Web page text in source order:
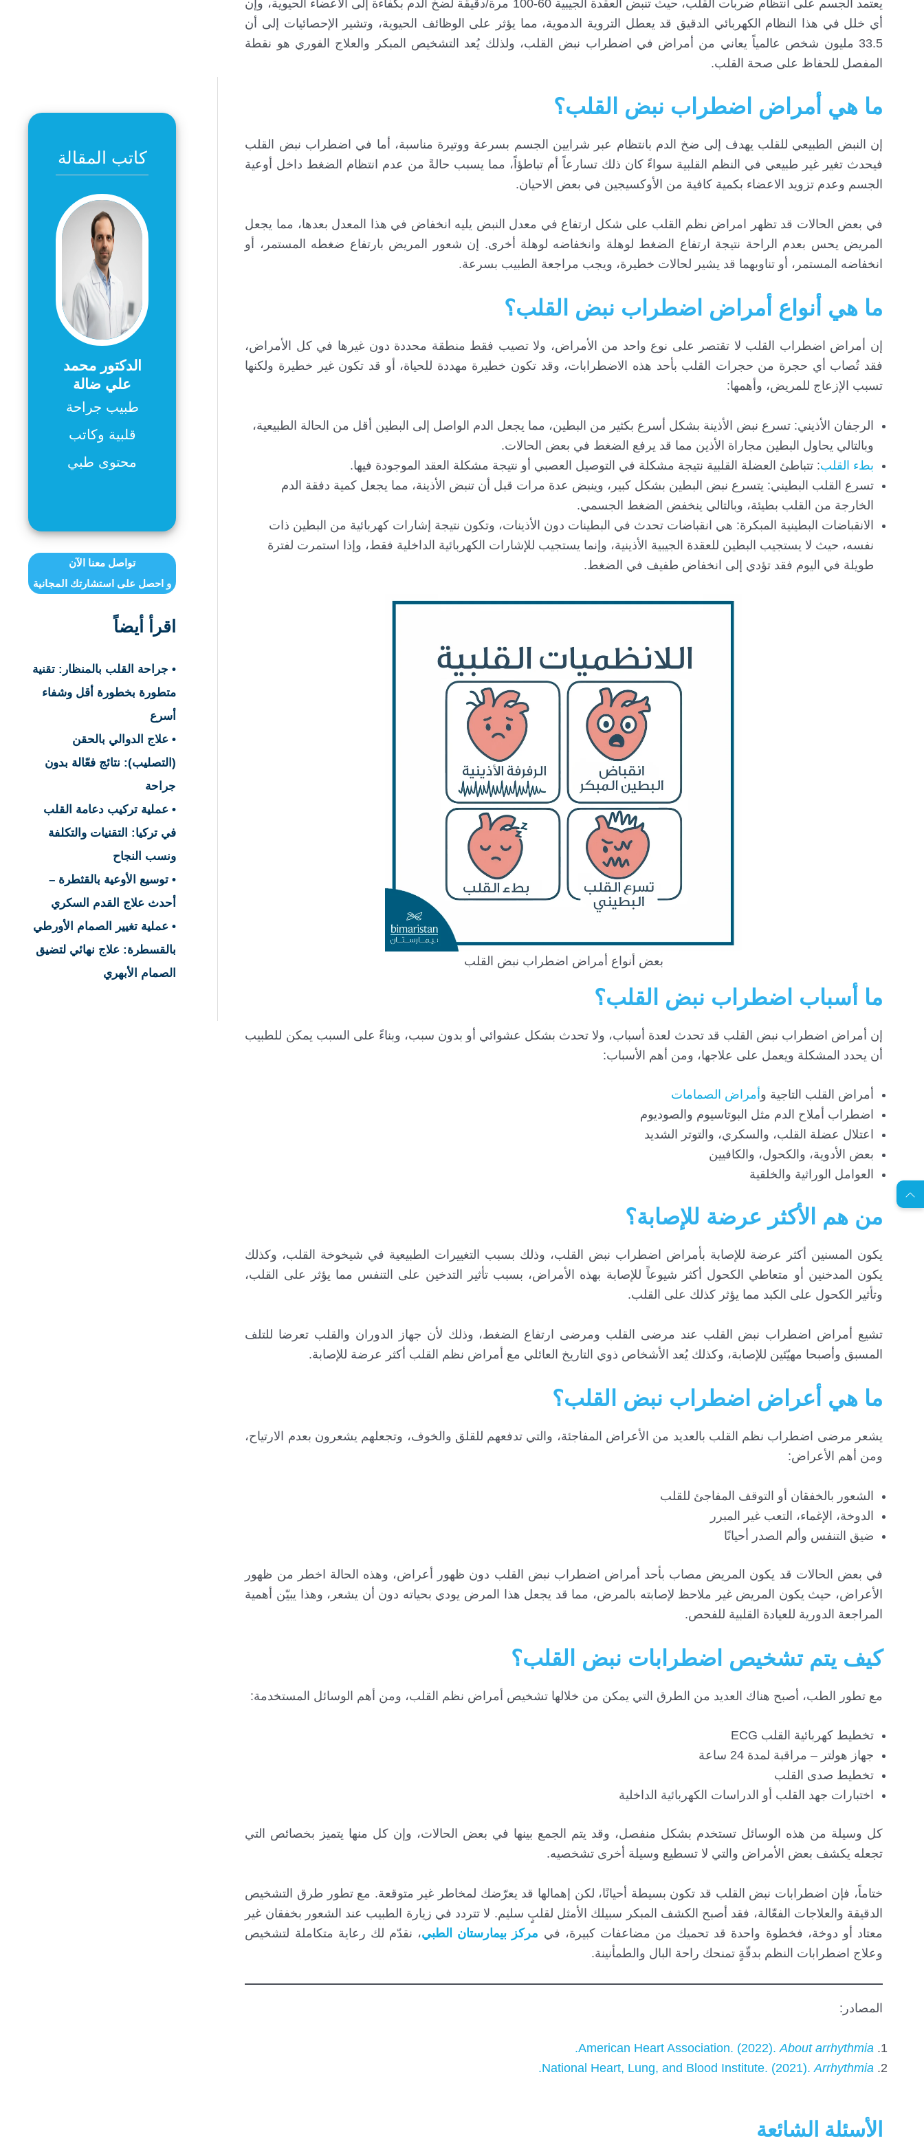
يعتمد الجسم على انتظام ضربات القلب، حيث تنبض العقدة الجيبية 60-100 مرة/دقيقة لضخ الدم بكفاءة إلى الأعضاء الحيوية، وإن
أي خلل في هذا النظام الكهربائي الدقيق قد يعطل التروية الدموية، مما يؤثر على الوظائف الحيوية، وتشير الإحصائيات إلى أن
33.5 مليون شخص عالمياً يعاني من أمراض في اضطراب نبض القلب، ولذلك يُعد التشخيص المبكر والعلاج الفوري هو نقطة
المفصل للحفاظ على صحة القلب.
ما هي أمراض اضطراب نبض القلب؟
إن النبض الطبيعي للقلب يهدف إلى ضخ الدم بانتظام عبر شرايين الجسم بسرعة ووتيرة مناسبة، أما في اضطراب نبض القلب
فيحدث تغير غير طبيعي في النظم القلبية سواءً كان ذلك تسارعاً أم تباطؤاً، مما يسبب حالةً من عدم انتظام الضغط داخل أوعية
الجسم وعدم تزويد الاعضاء بكمية كافية من الأوكسيجين في بعض الاحيان.
في بعض الحالات قد تظهر امراض نظم القلب على شكل ارتفاع في معدل النبض يليه انخفاض في هذا المعدل بعدها، مما يجعل
المريض يحس بعدم الراحة نتيجة ارتفاع الضغط لوهلة وانخفاضه لوهلة أخرى. إن شعور المريض بارتفاع ضغطه المستمر، أو
انخفاضه المستمر، أو تناوبهما قد يشير لحالات خطيرة، ويجب مراجعة الطبيب بسرعة.
ما هي أنواع أمراض اضطراب نبض القلب؟
إن أمراض اضطراب القلب لا تقتصر على نوع واحد من الأمراض، ولا تصيب فقط منطقة محددة دون غيرها في كل الأمراض،
فقد تُصاب أي حجرة من حجرات القلب بأحد هذه الاضطرابات، وقد تكون خطيرة مهددة للحياة، أو قد تكون غير خطيرة ولكنها
تسبب الإزعاج للمريض، وأهمها:
الرجفان الأذيني: تسرع نبض الأذينة بشكل أسرع بكثير من البطين، مما يجعل الدم الواصل إلى البطين أقل من الحالة الطبيعية،
وبالتالي يحاول البطين مجاراة الأذين مما قد يرفع الضغط في بعض الحالات.
بطء القلب: تتباطئ العضلة القلبية نتيجة مشكلة في التوصيل العصبي أو نتيجة مشكلة العقد الموجودة فيها.
تسرع القلب البطيني: يتسرع نبض البطين بشكل كبير، وينبض عدة مرات قبل أن تنبض الأذينة، مما يجعل كمية دفقة الدم
الخارجة من القلب بطيئة، وبالتالي ينخفض الضغط الجسمي.
الانقباضات البطينية المبكرة: هي انقباضات تحدث في البطينات دون الأذينات، وتكون نتيجة إشارات كهربائية من البطين ذات
نفسه، حيث لا يستجيب البطين للعقدة الجيبية الأذينية، وإنما يستجيب للإشارات الكهربائية الداخلية فقط، وإذا استمرت لفترة
طويلة في اليوم فقد تؤدي إلى انخفاض طفيف في الضغط.
بعض أنواع أمراض اضطراب نبض القلب
ما أسباب اضطراب نبض القلب؟
إن أمراض اضطراب نبض القلب قد تحدث لعدة أسباب، ولا تحدث بشكل عشوائي أو بدون سبب، وبناءً على السبب يمكن للطبيب
أن يحدد المشكلة ويعمل على علاجها، ومن أهم الأسباب:
أمراض القلب التاجية و أمراض الصمامات
اضطراب أملاح الدم مثل البوتاسيوم والصوديوم
اعتلال عضلة القلب، والسكري، والتوتر الشديد
بعض الأدوية، والكحول، والكافيين
العوامل الوراثية والخلقية
من هم الأكثر عرضة للإصابة؟
يكون المسنين أكثر عرضة للإصابة بأمراض اضطراب نبض القلب، وذلك بسبب التغييرات الطبيعية في شيخوخة القلب، وكذلك
يكون المدخنين أو متعاطي الكحول أكثر شيوعاً للإصابة بهذه الأمراض، بسبب تأثير التدخين على التنفس مما يؤثر على القلب،
وتأثير الكحول على الكبد مما يؤثر كذلك على القلب.
تشيع أمراض اضطراب نبض القلب عند مرضى القلب ومرضى ارتفاع الضغط، وذلك لأن جهاز الدوران والقلب تعرضا للتلف
المسبق وأصبحا مهيّئين للإصابة، وكذلك يُعد الأشخاص ذوي التاريخ العائلي مع أمراض نظم القلب أكثر عرضة للإصابة.
ما هي أعراض اضطراب نبض القلب؟
يشعر مرضى اضطراب نظم القلب بالعديد من الأعراض المفاجئة، والتي تدفعهم للقلق والخوف، وتجعلهم يشعرون بعدم الارتياح،
ومن أهم الأعراض:
الشعور بالخفقان أو التوقف المفاجئ للقلب
الدوخة، الإغماء، التعب غير المبرر
ضيق التنفس وألم الصدر أحيانًا
في بعض الحالات قد يكون المريض مصاب بأحد أمراض اضطراب نبض القلب دون ظهور أعراض، وهذه الحالة اخطر من ظهور
الأعراض، حيث يكون المريض غير ملاحظ لإصابته بالمرض، مما قد يجعل هذا المرض يودي بحياته دون أن يشعر، وهذا يبيّن أهمية
المراجعة الدورية للعيادة القلبية للفحص.
كيف يتم تشخيص اضطرابات نبض القلب؟
مع تطور الطب، أصبح هناك العديد من الطرق التي يمكن من خلالها تشخيص أمراض نظم القلب، ومن أهم الوسائل المستخدمة:
تخطيط كهربائية القلب ECG
جهاز هولتر – مراقبة لمدة 24 ساعة
تخطيط صدى القلب
اختبارات جهد القلب أو الدراسات الكهربائية الداخلية
كل وسيلة من هذه الوسائل تستخدم بشكل منفصل، وقد يتم الجمع بينها في بعض الحالات، وإن كل منها يتميز بخصائص التي
تجعله يكشف بعض الأمراض والتي لا تسطيع وسيلة أخرى تشخصيه.
ختاماً، فإن اضطرابات نبض القلب قد تكون بسيطة أحيانًا، لكن إهمالها قد يعرّضك لمخاطر غير متوقعة. مع تطور طرق التشخيص
الدقيقة والعلاجات الفعّالة، فقد أصبح الكشف المبكر سبيلك الأمثل لقلبٍ سليم. لا تتردد في زيارة الطبيب عند الشعور بخفقان غير
معتاد أو دوخة، فخطوة واحدة قد تحميك من مضاعفات كبيرة، في مركز بيمارستان الطبي، نقدّم لك رعاية متكاملة لتشخيص
وعلاج اضطرابات النظم بدقّةٍ تمنحك راحة البال والطمأنينة.
المصادر:
American Heart Association. (2022). About arrhythmia
.
National Heart, Lung, and Blood Institute. (2021). Arrhythmia
.
الأسئلة الشائعة
كاتب المقالة
الدكتور محمد
علي ضالة
طبيب جراحة
قلبية وكاتب
محتوى طبي
تواصل معنا الآن
و احصل على استشارتك المجانية
اقرأ أيضاً
• جراحة القلب بالمنظار: تقنية
متطورة بخطورة أقل وشفاء
أسرع
• علاج الدوالي بالحقن
(التصليب): نتائج فعّالة بدون
جراحة
• عملية تركيب دعامة القلب
في تركيا: التقنيات والتكلفة
ونسب النجاح
• توسيع الأوعية بالقثطرة –
أحدث علاج القدم السكري
• عملية تغيير الصمام الأورطي
بالقسطرة: علاج نهائي لتضيق
الصمام الأبهري
ل
ا
س
ت
ش
ا
ر
ة
م
ج
ا
ن
ي
ة